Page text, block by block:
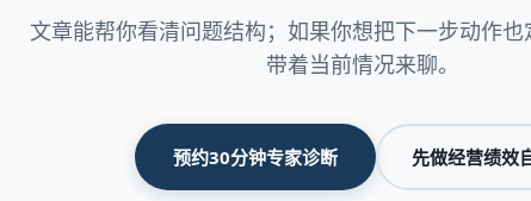
文章能帮你看清问题结构；如果你想把下一步动作
带着当前情况来聊。
预约30分钟专家诊断 先做经营绩效